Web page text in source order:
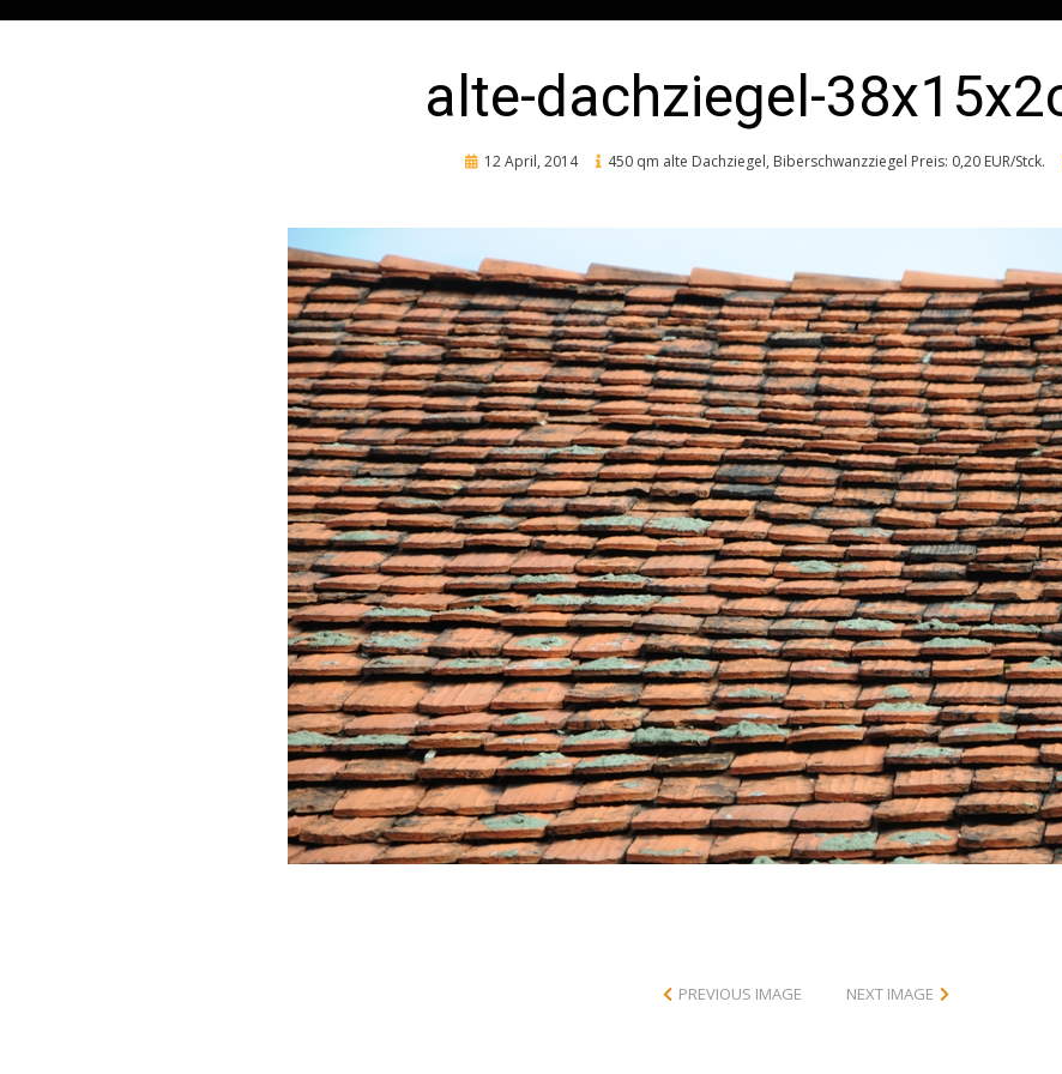
alte-dachziegel-
Posted
12 April, 2014 450 qm alte Dachziegel, Biberschwanzziegel Preis: 0,20 EUR/Stck.
PREVIOUS IMAGE NEXT IMAGE